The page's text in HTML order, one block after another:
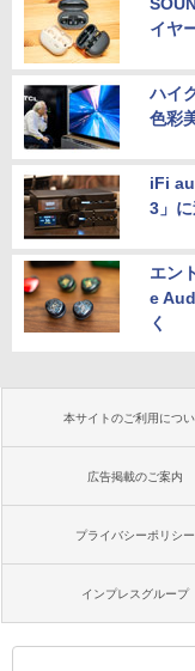
イヤ
ハイ
色彩
iFi
3」
エン
e
く
本サイトのご利用につ
広告掲載のご案内
プライバシーポリシー
インプレスグループ